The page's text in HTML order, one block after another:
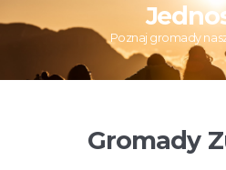
Poznaj gromady
Gromady